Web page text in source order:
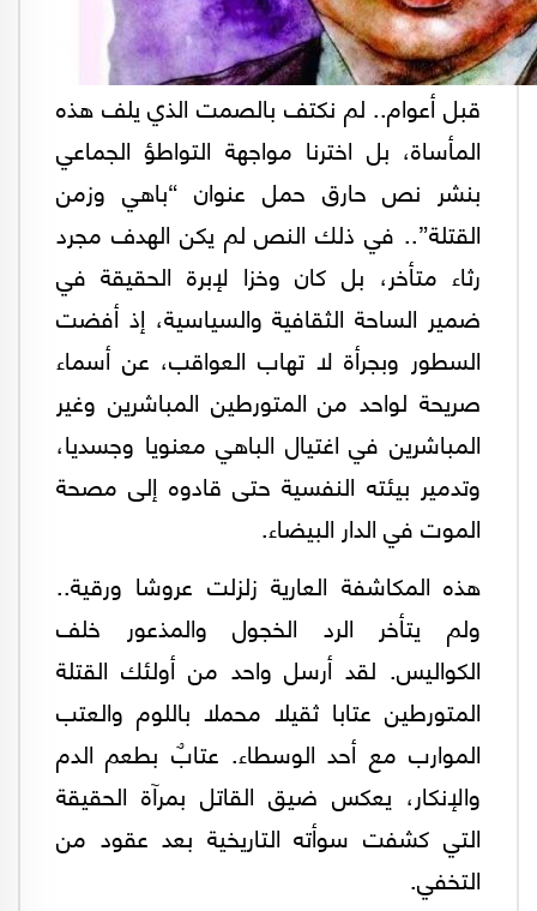
قبل أعوام.. لم نكتف بالصمت الذي يلف هذه
المأساة، بل اخترنا مواجهة التواطؤ الجماعي
بنشر نص حارق حمل عنوان “باهي وزمن
القتلة”.. في ذلك النص لم يكن الهدف مجرد
رثاء متأخر، بل كان وخزا لإبرة الحقيقة في
ضمير الساحة الثقافية والسياسية، إذ أفضت
السطور وبجرأة لا تهاب العواقب، عن أسماء
صريحة لواحد من المتورطين المباشرين وغير
المباشرين في اغتيال الباهي معنويا وجسديا،
وتدمير بيئته النفسية حتى قادوه إلى مصحة
الموت في الدار البيضاء.
هذه المكاشفة العارية زلزلت عروشا ورقية..
ولم يتأخر الرد الخجول والمذعور خلف
الكواليس. لقد أرسل واحد من أولئك القتلة
المتورطين عتابا ثقيلا محملا باللوم والعتب
الموارب مع أحد الوسطاء. عتابٌ بطعم الدم
والإنكار، يعكس ضيق القاتل بمرآة الحقيقة
التي كشفت سوأته التاريخية بعد عقود من
التخفي.